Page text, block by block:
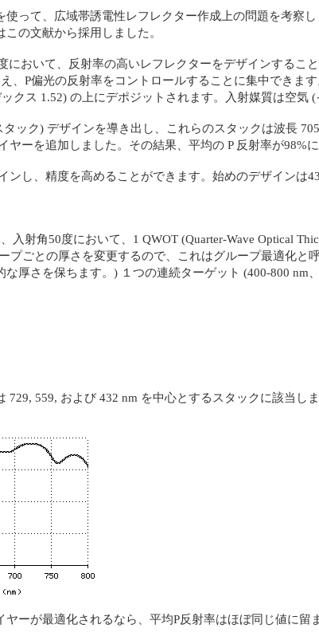
って、広域帯誘電性レフレクター作成上の問題を考察
の文献から採用しました。
において、反射率の高いレフレクターをデザインするこ
、P偏光の反射率をコントロールすることに集中できま
クス 1.52) の上にデポジットされます。入射媒質は空気 (
ック) デザインを導き出し、これらのスタックは波長
ーを追加しました。その結果、平均の P 反射率が98%
ンし、精度を高めることができます。始めのデザインは
入射角50度において、1 QWOT (Quarter-Wave Optical
プごとの厚さを変更するので、これはグループ最適化と
厚さを保ちます。) １つの連続ターゲット (400-800 nm
729, 559, および 432 nm を中心とするスタックに該当し
ーが最適化されるなら、平均P反射率はほぼ同じ値に